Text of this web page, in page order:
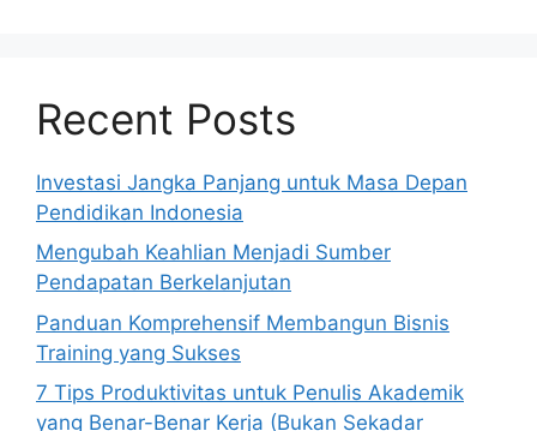
Recent Posts
Investasi Jangka Panjang untuk Masa Depan
Pendidikan Indonesia
Mengubah Keahlian Menjadi Sumber
Pendapatan Berkelanjutan
Panduan Komprehensif Membangun Bisnis
Training yang Sukses
7 Tips Produktivitas untuk Penulis Akademik
yang Benar-Benar Kerja (Bukan Sekadar